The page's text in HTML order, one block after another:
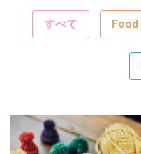
すべて Food